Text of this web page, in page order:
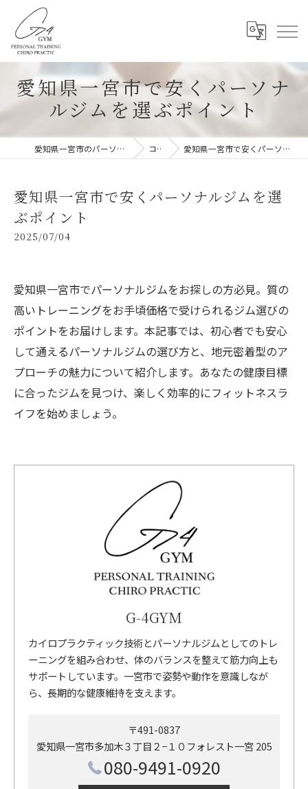
愛知県一宮市で安くパーソナ
ルジムを選ぶポイント
愛知県一宮市のパーソナルジムならG-4GYM コラム 愛知県一宮市で安くパーソナルジムを選ぶポイント
愛知県一宮市で安くパーソナルジムを選
ぶポイント
2025/07/04
愛知県一宮市でパーソナルジムをお探しの方必見。質の
高いトレーニングをお手頃価格で受けられるジム選びの
ポイントをお届けします。本記事では、初心者でも安心
して通えるパーソナルジムの選び方と、地元密着型のア
プローチの魅力について紹介します。あなたの健康目標
に合ったジムを見つけ、楽しく効率的にフィットネスラ
イフを始めましょう。
G-4GYM
カイロプラクティック技術とパーソナルジムとしてのトレ
ーニングを組み合わせ、体のバランスを整えて筋力向上も
サポートしています。一宮市で姿勢や動作を意識しなが
ら、長期的な健康維持を支えます。
〒491-0837
愛知県一宮市多加木３丁目２−１０フォレスト一宮 205
080-9491-0920